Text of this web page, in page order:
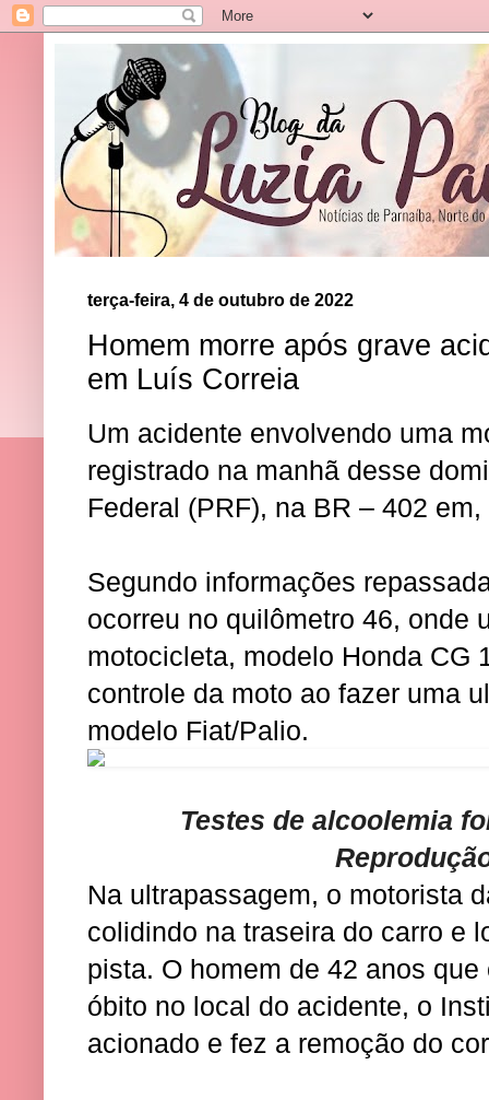
terça-feira, 4 de outubro de 2022
Homem morre após grave
em Luís Correia
Um acidente envolvendo uma
registrado na manhã desse
Federal (PRF), na BR – 402
Segundo informações
ocorreu no quilômetro 46, onde
motocicleta, modelo Honda CG
controle da moto ao fazer uma
modelo Fiat/Palio.
Testes de alcoolemia
Na ultrapassagem, o motorista
colidindo na traseira do carro e
pista. O homem de 42 anos
óbito no local do acidente, o
acionado e fez a remoção do